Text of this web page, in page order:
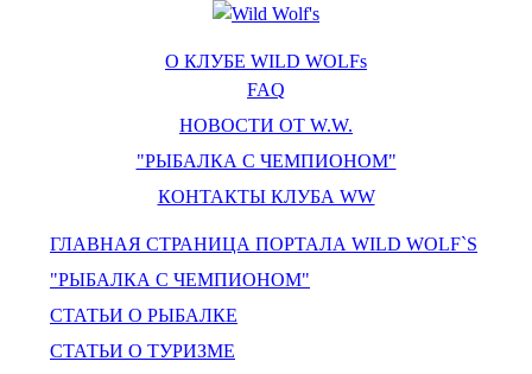
О КЛУБЕ WILD WOLFs
FAQ
НОВОСТИ ОТ W.W.
"РЫБАЛКА С ЧЕМПИОНОМ"
КОНТАКТЫ КЛУБА WW
ГЛАВНАЯ СТРАНИЦА ПОРТАЛА WILD WOLF`S
"РЫБАЛКА С ЧЕМПИОНОМ"
СТАТЬИ О РЫБАЛКЕ
СТАТЬИ О ТУРИЗМЕ